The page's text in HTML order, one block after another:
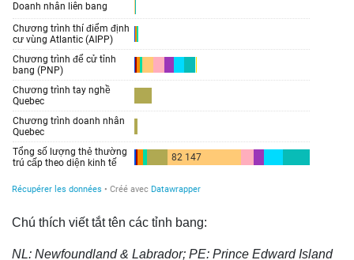
Chú thích viết tắt tên các tỉnh bang:
NL: Newfoundland & Labrador; PE: Prince Edward Island